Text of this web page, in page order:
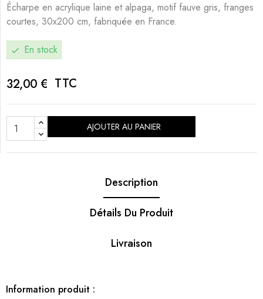
Écharpe en acrylique laine et alpaga, motif fauve gris, franges
courtes, 30x200 cm, fabriquée en France.
check En stock
32,00 € TTC
AJOUTER AU PANIER
Description
Détails Du Produit
Livraison
Information produit :